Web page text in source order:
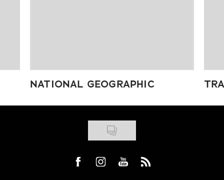
NATIONAL GEOGRAPHIC
Visit us on Facebook
Visit us on Instagram
Visit us on Youtube
Visit us on Rss